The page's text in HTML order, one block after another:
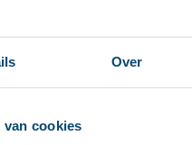
Over
cookies